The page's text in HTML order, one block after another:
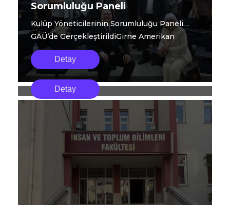
Sorumluluğu Paneli
Kulüp Yöneticilerinin Sorumluluğu Paneli
GAÜ’de GerçekleştirildiGirne Amerikan
Üniversi...
Detay
Girne Amerikan Üniversitesi
Akademisyenleri Ege Üniversitesi
20. Kültürel Çalışmalar
Sempozyumu’na Katıldı
Girne American University akademisyenleri,
6–8 Mayıs 2026 tarihleri arasında Ege
University Edebiyat Fakültesi tarafından
düzenlenen 20. Kültürel Çalışmalar
Sempozyumu’na katıldı.
Detay